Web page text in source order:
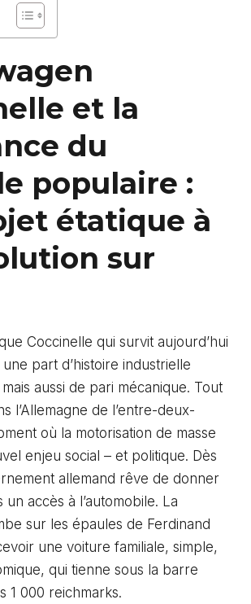
et la
du
populaire :
étatique à
sur
Coccinelle qui survit aujourd’hui
part d’histoire industrielle
aussi de pari mécanique. Tout
l’Allemagne de l’entre-deux-
où la motorisation de masse
enjeu social – et politique. Dès
allemand rêve de donner
accès à l’automobile. La
sur les épaules de Ferdinand
une voiture familiale, simple,
qui tienne sous la barre
1 000 reichmarks.